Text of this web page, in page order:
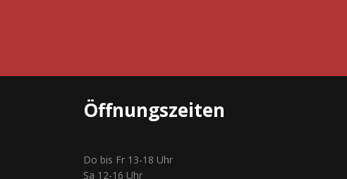
Öffnungszeiten
Do bis Fr 13-18 Uhr
Sa 12-16 Uhr